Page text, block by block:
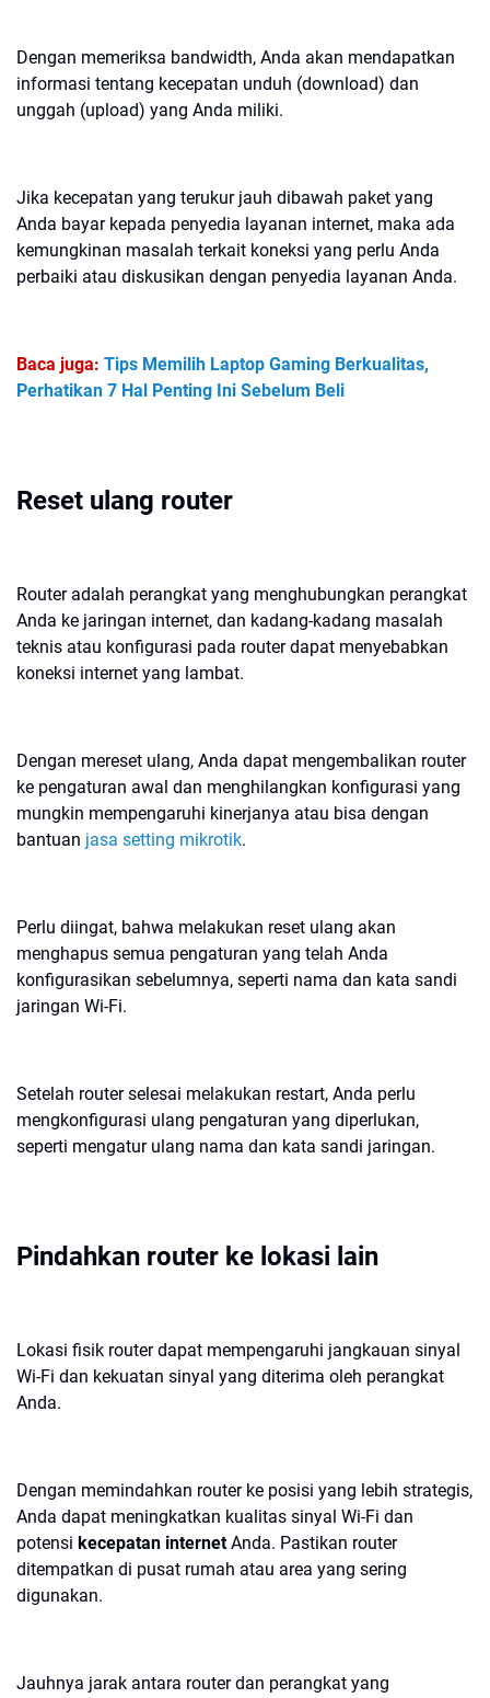
Dengan memeriksa bandwidth, Anda akan mendapatkan
informasi tentang kecepatan unduh (download) dan
unggah (upload) yang Anda miliki.
Jika kecepatan yang terukur jauh dibawah paket yang
Anda bayar kepada penyedia layanan internet, maka ada
kemungkinan masalah terkait koneksi yang perlu Anda
perbaiki atau diskusikan dengan penyedia layanan Anda.
Baca juga: Tips Memilih Laptop Gaming Berkualitas,
Perhatikan 7 Hal Penting Ini Sebelum Beli
Reset ulang router
Router adalah perangkat yang menghubungkan perangkat
Anda ke jaringan internet, dan kadang-kadang masalah
teknis atau konfigurasi pada router dapat menyebabkan
koneksi internet yang lambat.
Dengan mereset ulang, Anda dapat mengembalikan router
ke pengaturan awal dan menghilangkan konfigurasi yang
mungkin mempengaruhi kinerjanya atau bisa dengan
bantuan jasa setting mikrotik.
Perlu diingat, bahwa melakukan reset ulang akan
menghapus semua pengaturan yang telah Anda
konfigurasikan sebelumnya, seperti nama dan kata sandi
jaringan Wi-Fi.
Setelah router selesai melakukan restart, Anda perlu
mengkonfigurasi ulang pengaturan yang diperlukan,
seperti mengatur ulang nama dan kata sandi jaringan.
Pindahkan router ke lokasi lain
Lokasi fisik router dapat mempengaruhi jangkauan sinyal
Wi-Fi dan kekuatan sinyal yang diterima oleh perangkat
Anda.
Dengan memindahkan router ke posisi yang lebih strategis,
Anda dapat meningkatkan kualitas sinyal Wi-Fi dan
potensi kecepatan internetAnda. Pastikan router
ditempatkan di pusat rumah atau area yang sering
digunakan.
Jauhnya jarak antara router dan perangkat yang